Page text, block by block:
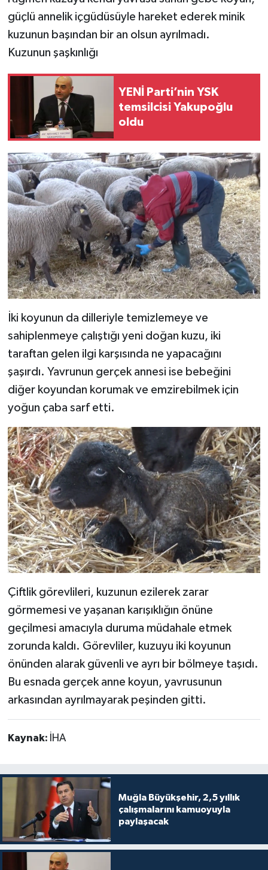
güçlü annelik içgüdüsüyle hareket ederek minik
kuzunun başından bir an olsun ayrılmadı.
Kuzunun şaşkınlığı
YENİ Parti’nin YSK
temsilcisi Yakupoğlu
oldu
İki koyunun da dilleriyle temizlemeye ve
sahiplenmeye çalıştığı yeni doğan kuzu, iki
taraftan gelen ilgi karşısında ne yapacağını
şaşırdı. Yavrunun gerçek annesi ise bebeğini
diğer koyundan korumak ve emzirebilmek için
yoğun çaba sarf etti.
Çiftlik görevlileri, kuzunun ezilerek zarar
görmemesi ve yaşanan karışıklığın önüne
geçilmesi amacıyla duruma müdahale etmek
zorunda kaldı. Görevliler, kuzuyu iki koyunun
önünden alarak güvenli ve ayrı bir bölmeye taşıdı.
Bu esnada gerçek anne koyun, yavrusunun
arkasından ayrılmayarak peşinden gitti.
Kaynak: İHA
Muğla Büyükşehir, 2,5 yıllık
çalışmalarını kamuoyuyla
paylaşacak